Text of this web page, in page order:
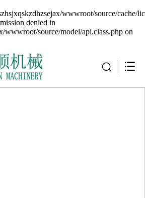
wwwroot/source/cache/
denied in
wwwroot/source/model/api.class.php on